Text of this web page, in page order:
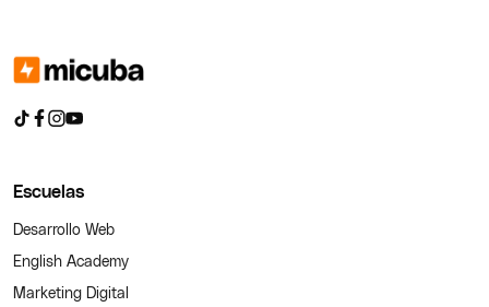
Escuelas
Desarrollo Web
English Academy
Marketing Digital